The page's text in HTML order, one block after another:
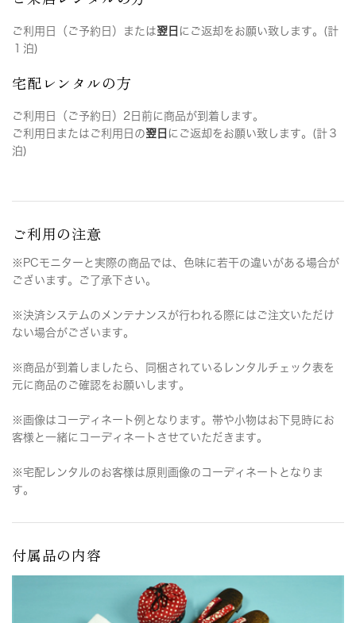
ご利用日（ご予約日）または翌日 にご返却をお願い致します。(計
１泊)
宅配レンタルの方
ご利用日（ご予約日）2日前に商品が到着します。
ご利用日またはご利用日の翌日 にご返却をお願い致します。(計３
泊)
ご利用の注意
※PCモニターと実際の商品では、色味に若干の違いがある場合が
ございます。ご了承下さい。
※決済システムのメンテナンスが行われる際にはご注文いただけ
ない場合がございます。
※商品が到着しましたら、同梱されているレンタルチェック表を
元に商品のご確認をお願いします。
※画像はコーディネート例となります。帯や小物はお下見時にお
客様と一緒にコーディネートさせていただきます。
※宅配レンタルのお客様は原則画像のコーディネートとなりま
す。
付属品の内容